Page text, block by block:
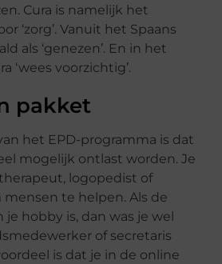
Cura is namelijk het
‘zorg’. Vanuit het Spaans
als ‘genezen’. En in het
‘wees voorzichtig’.
pakket
het EPD-programma is dat
mogelijk ontlast worden. Je
logopedist of
te helpen. Als de
hobby is, dan was je wel
of secretaris
is dat je in de online